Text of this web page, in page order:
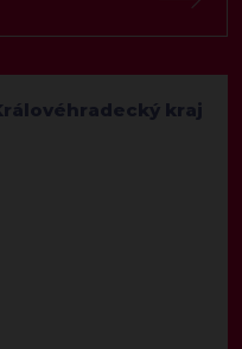
kraj